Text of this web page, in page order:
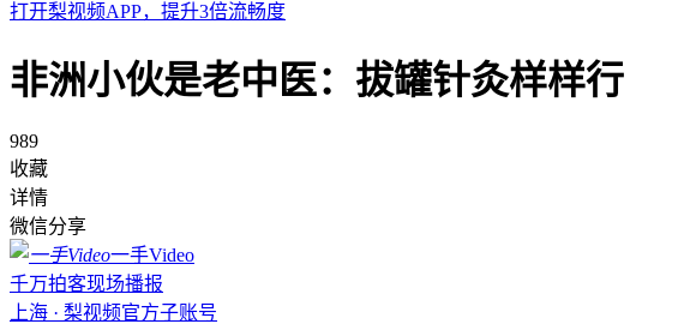
打开梨视频APP，提升3倍流畅度
非洲小伙是老中医：拔罐针灸样样行
989
收藏
详情
微信分享
一手Video
千万拍客现场播报
上海 · 梨视频官方子账号